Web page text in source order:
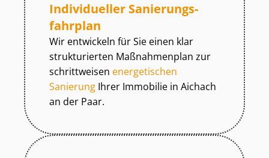
Individueller Sa­nie­rungs­
fahr­plan
Wir entwickeln für Sie einen klar
strukturierten Maßnahmenplan zur
schrittweisen energetischen
Sanierung Ihrer Immobilie in Aichach
an der Paar.